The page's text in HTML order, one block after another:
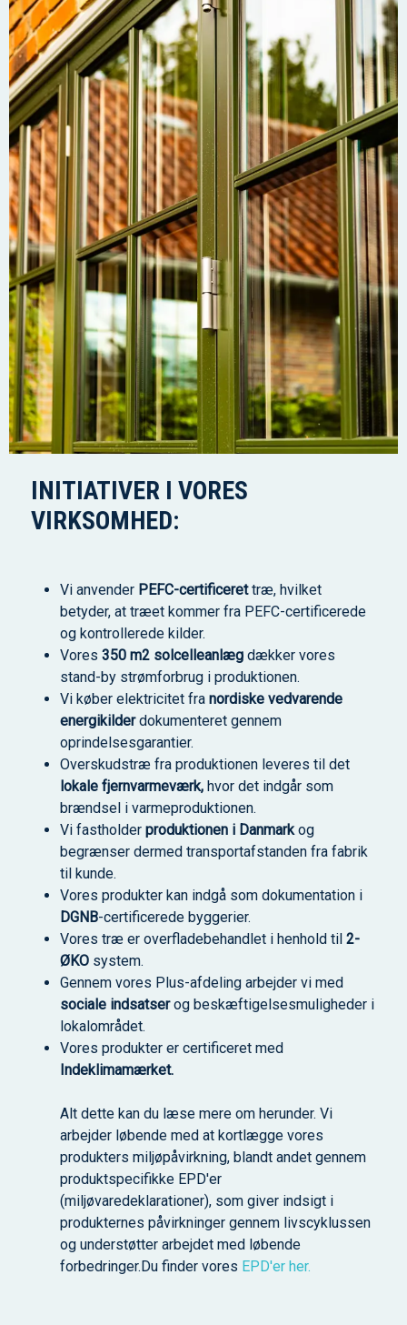
INITIATIVER I VORES
VIRKSOMHED:
Vi anvender PEFC-certificerettræ, hvilket
betyder, at træet kommer fra PEFC-certificerede
og kontrollerede kilder.
Vores 350 m2 solcelleanlæg dækker vores
stand-by strømforbrug i produktionen.
Vi køber elektricitet fra nordiske vedvarende
energikilderdokumenteret gennem
oprindelsesgarantier.
Overskudstræ fra produktionen leveres til det
lokale fjernvarmeværk, hvor det indgår som
brændsel i varmeproduktionen.
Vi fastholder produktionen i Danmarkog
begrænser dermed transportafstanden fra fabrik
til kunde.
Vores produkter kan indgå som dokumentation i
DGNB-certificerede byggerier.
Vores træ er overfladebehandlet i henhold til 2-
ØKO system.
Gennem vores Plus-afdeling arbejder vi med
sociale indsatserog beskæftigelsesmuligheder i
lokalområdet.
Vores produkter er certificeret med
Indeklimamærket.
Alt dette kan du læse mere om herunder. Vi
arbejder løbende med at kortlægge vores
produkters miljøpåvirkning, blandt andet gennem
produktspecifikke EPD'er
(miljøvaredeklarationer), som giver indsigt i
produkternes påvirkninger gennem livscyklussen
og understøtter arbejdet med løbende
forbedringer.Du finder vores EPD'er her.